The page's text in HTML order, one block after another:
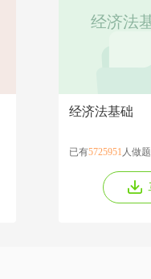
经济法
经济法基础
已有5725951 人做题